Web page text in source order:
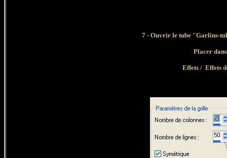
7 - Ouvrir le tube "Garlins-
Placer
Effets / Effets